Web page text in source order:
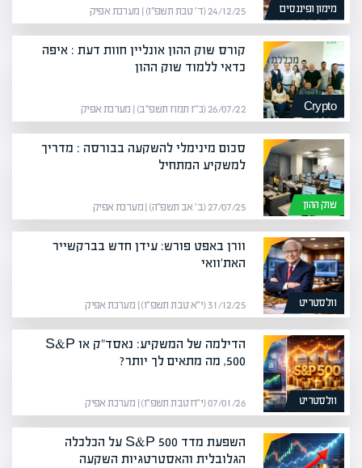
מימון ופיננסים 24/12/25 (ד׳ טבת תשפ״ו) | מערכת אפיק
Crypto
קורס שוק ההון אונליין חוות דעת : איפה
כדאי ללמוד שוק ההון
26/07/22 (כ״ז תמוז תשפ״ב) | מערכת אפיק
שוק ההון
סכום מינימלי להשקעה בבורסה : מדריך
למשקיע המתחיל
27/07/25 (ב׳ אב תשפ״ה) | מערכת אפיק
וולסטריט
וורן באפט פורש: עידן חדש בברקשייר
האת'וואי
31/12/25 (י״א טבת תשפ״ו) | מערכת אפיק
וולסטריט
הדילמה של המשקיע: נאסד"ק או S&P
500, מה מתאים לך יותר?
07/01/26 (י״ח טבת תשפ״ו) | מערכת אפיק
השפעת מדד S&P 500 על הכלכלה
הגלובלית והאסטרטגיות השקעה